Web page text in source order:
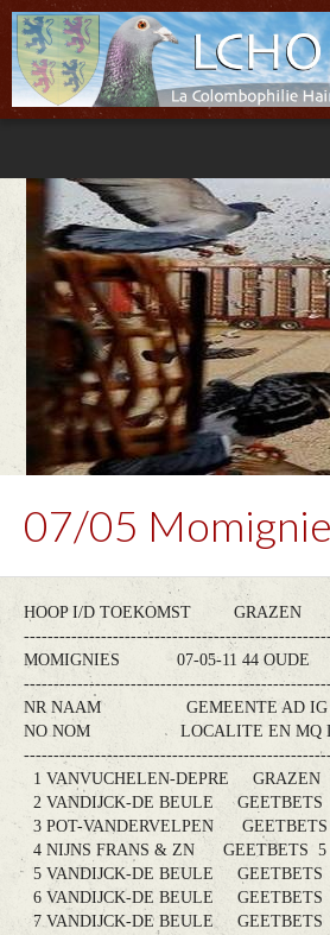
07/05
HOOP I/D TOEKOMST
MOMIGNIES 07-05-11 44
NR NAAM GEMEENTE AD IG
NO NOM LOCALITE EN MQ
1 VANVUCHELEN-DEPRE GRAZEN
2 VANDIJCK-DE BEULE GEETBETS
3 POT-VANDERVELPEN GEETBETS
4 NIJNS FRANS & ZN GEETBETS 5
5 VANDIJCK-DE BEULE
6 VANDIJCK-DE BEULE
7 VANDIJCK-DE BEULE